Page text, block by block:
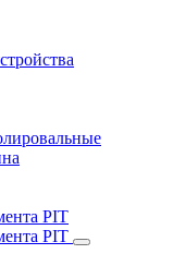
PIT
PIT